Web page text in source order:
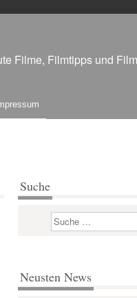
Filme, Filmtipps und
Suche
Suchen
Neusten News